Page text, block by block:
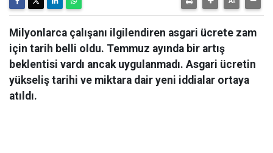
Milyonlarca çalışanı ilgilendiren asgari ücrete zam
için tarih belli oldu. Temmuz ayında bir artış
beklentisi vardı ancak uygulanmadı. Asgari ücretin
yükseliş tarihi ve miktara dair yeni iddialar ortaya
atıldı.